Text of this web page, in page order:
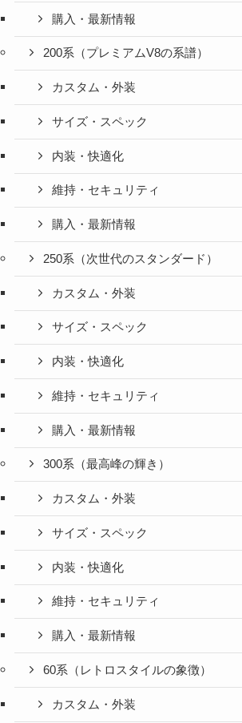
購入・最新情報
200系（プレミアムV8の系譜）
カスタム・外装
サイズ・スペック
内装・快適化
維持・セキュリティ
購入・最新情報
250系（次世代のスタンダード）
カスタム・外装
サイズ・スペック
内装・快適化
維持・セキュリティ
購入・最新情報
300系（最高峰の輝き）
カスタム・外装
サイズ・スペック
内装・快適化
維持・セキュリティ
購入・最新情報
60系（レトロスタイルの象徴）
カスタム・外装